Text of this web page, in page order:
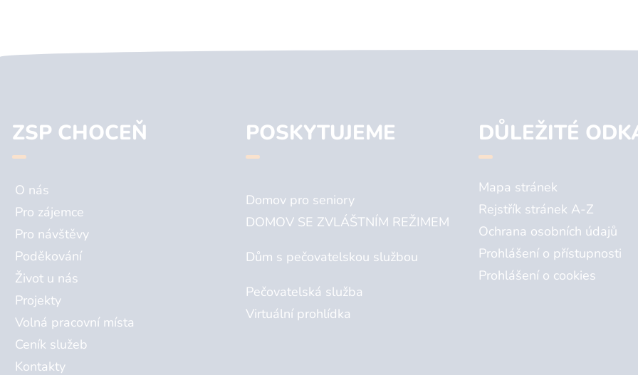
ZSP CHOCEŇ
O nás
Pro zájemce
Pro návštěvy
Poděkování
Život u nás
Projekty
Volná pracovní místa
Ceník služeb
Kontakty
POSKYTUJEME
Domov pro seniory
DOMOV SE ZVLÁŠTNÍM REŽIMEM
Dům s pečovatelskou službou
Pečovatelská služba
Virtuální prohlídka
DŮLEŽITÉ
Mapa stránek
Rejstřík stránek A-Z
Ochrana osobních údajů
Prohlášení o přístupnosti
Prohlášení o cookies